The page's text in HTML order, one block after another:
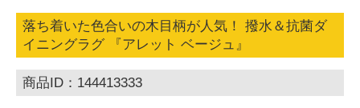
落ち着いた色合いの木目柄が人気！ 撥水＆抗菌ダ
イニングラグ 『アレット ベージュ』
商品ID：144413333